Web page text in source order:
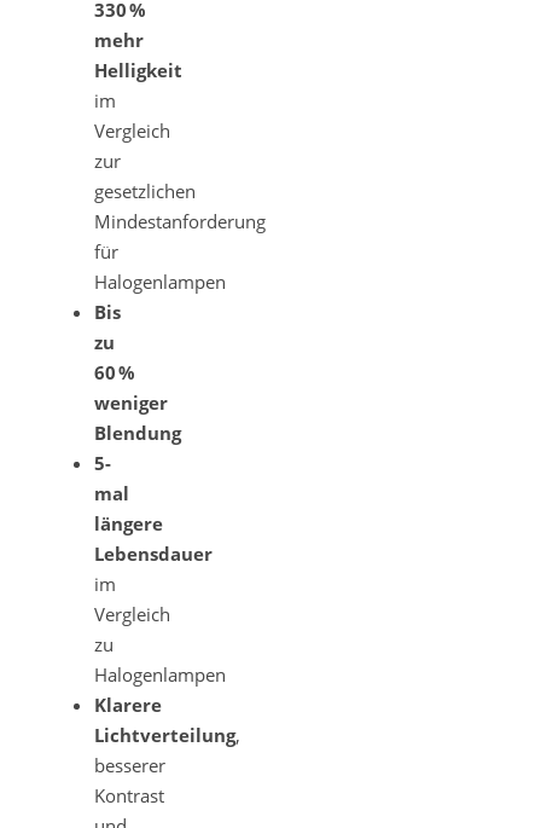
330 %
mehr
Helligkeit
im
Vergleich
zur
gesetzlichen
Mindestanforderung
für
Halogenlampen
Bis
zu
60 %
weniger
Blendung
5-
mal
längere
Lebensdauer
im
Vergleich
zu
Halogenlampen
Klarere
Lichtverteilung,
besserer
Kontrast